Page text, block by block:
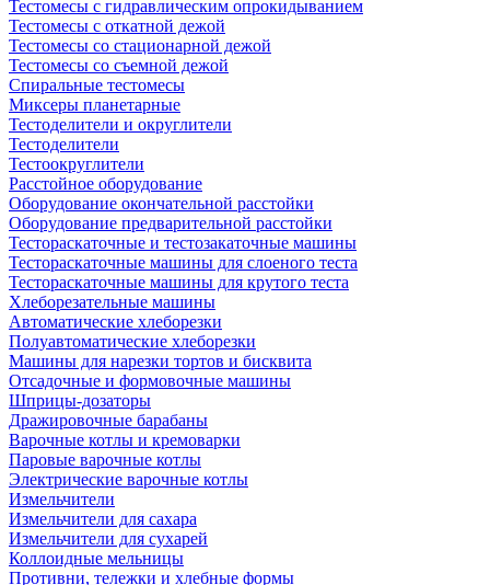
Тестомесы с гидравлическим опрокидыванием
Тестомесы с откатной дежой
Тестомесы со стационарной дежой
Тестомесы со съемной дежой
Спиральные тестомесы
Миксеры планетарные
Тестоделители и округлители
Тестоделители
Тестоокруглители
Расстойное оборудование
Оборудование окончательной расстойки
Оборудование предварительной расстойки
Тестораскаточные и тестозакаточные машины
Тестораскаточные машины для слоеного теста
Тестораскаточные машины для крутого теста
Хлеборезательные машины
Автоматические хлеборезки
Полуавтоматические хлеборезки
Машины для нарезки тортов и бисквита
Отсадочные и формовочные машины
Шприцы-дозаторы
Дражировочные барабаны
Варочные котлы и кремоварки
Паровые варочные котлы
Электрические варочные котлы
Измельчители
Измельчители для сахара
Измельчители для сухарей
Коллоидные мельницы
Противни, тележки и хлебные формы